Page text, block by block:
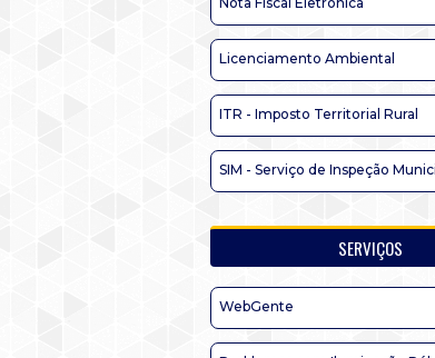
Licenciamento Ambiental
ITR - Imposto Territorial Rural
SIM - Serviço de Inspeção
SERVIÇOS
WebGente